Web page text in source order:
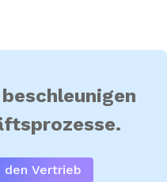
den Vertrieb